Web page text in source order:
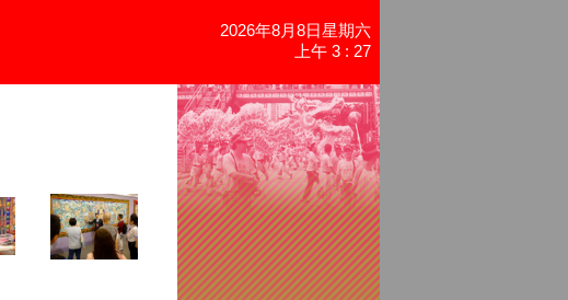
2026年8月8日星期六
上午 3 : 27